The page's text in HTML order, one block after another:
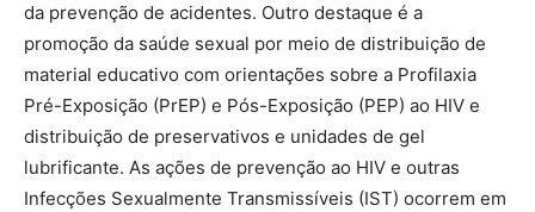
da prevenção de acidentes. Outro destaque é a
promoção da saúde sexual por meio de distribuição de
material educativo com orientações sobre a Profilaxia
Pré-Exposição (PrEP) e Pós-Exposição (PEP) ao HIV e
distribuição de preservativos e unidades de gel
lubrificante. As ações de prevenção ao HIV e outras
Infecções Sexualmente Transmissíveis (IST) ocorrem em